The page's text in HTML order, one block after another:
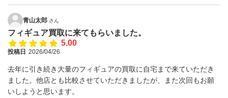
青山太郎 さん
フィギュア買取に来てもらいました。
5.00
投稿日 2026/04/26
去年に引き続き大量のフィギュアの買取に自宅まで来ていただき
ました。他店とも比較させていただきましたが、また次回もお願
いしようと思います。